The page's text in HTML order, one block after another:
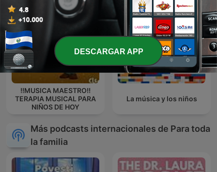
!!MUSICA MAESTRO!!
TERAPIA MUSICAL PARA
NIÑOS DE HOY
La música y los niños
Más podcasts internacionales de Para toda
la familia
DESCARGAR APP